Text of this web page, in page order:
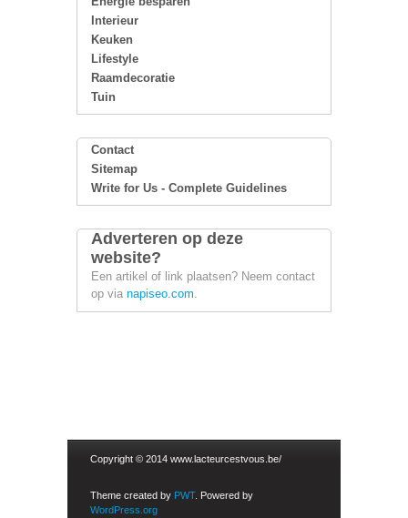
Interieur
Keuken
Lifestyle
Raamdecoratie
Tuin
Contact
Sitemap
Write for Us - Complete Guidelines
Adverteren op deze
website?
Een artikel of link plaatsen? Neem contact
op via napiseo.com
Copyright © 2014 www.lacteurcestvous.be/
Theme created by PWT. Powered by
WordPress.org